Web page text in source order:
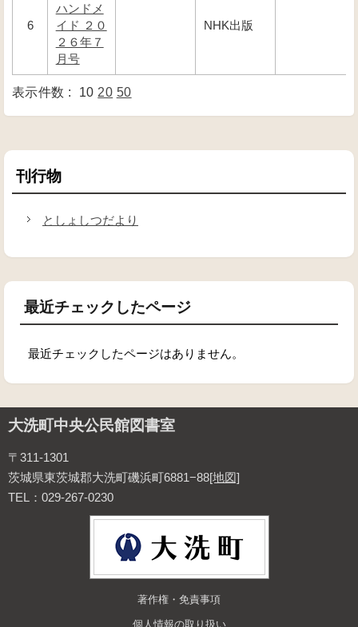
6
ハンドメ
イド ２０
２６年７
月号
NHK出版
10 20 50
刊行物
としょしつだより
最近チェックしたページ
最近チェックしたページはありません。
大洗町中央公民館図書室
〒311-1301
茨城県東茨城郡大洗町磯浜町6881−88[地図]
TEL：029-267-0230
著作権・免責事項
個人情報の取り扱い